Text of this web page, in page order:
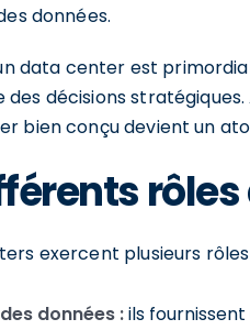
données.
data center est
décisions
bien conçu devient un
exercent plusieurs
données :ils